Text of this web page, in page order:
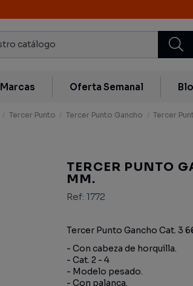
Marcas Oferta Semanal
Tercer Punto Tercer Punto Gancho Tercer
TERCER PUNTO
MM.
Ref: 1772
Tercer Punto Gancho Cat. 3
- Con cabeza de horquilla.
- Cat. 2 - 4
- Modelo pesado.
- Con palanca.